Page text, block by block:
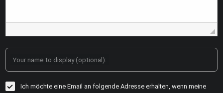
Your name to display (optional):
Ich möchte eine Email an folgende Adresse erhalten, wenn meine